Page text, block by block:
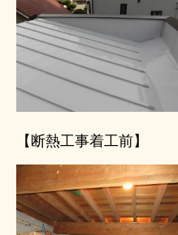
【断熱工事着工前】